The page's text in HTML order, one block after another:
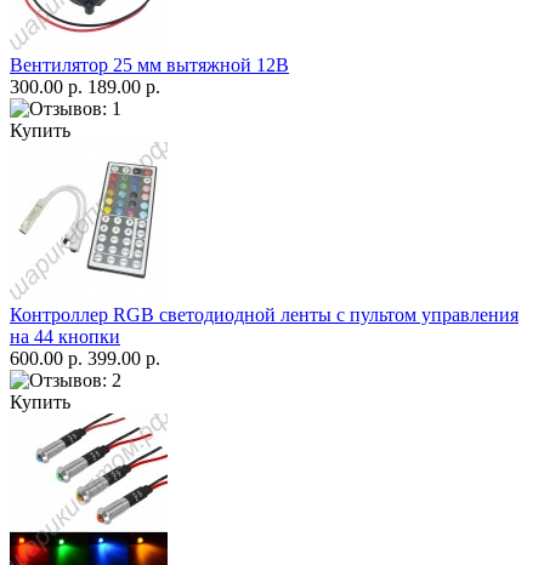
Вентилятор 25 мм вытяжной 12В
300.00 р. 189.00 р.
Купить
Контроллер RGB светодиодной ленты с пультом управления
на 44 кнопки
600.00 р. 399.00 р.
Купить